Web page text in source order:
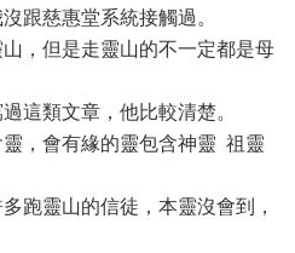
跟慈惠堂系統接觸過。
，但是走靈山的不一定都是母
這類文章，他比較清楚。
，會有緣的靈包含神靈 祖靈
跑靈山的信徒，本靈沒會到，